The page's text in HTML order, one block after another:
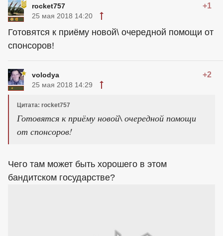
rocket757 +1
25 мая 2018 14:20
Готовятся к приёму новой\ очередной помощи от
спонсоров!
volodya +2
25 мая 2018 14:29
Цитата: rocket757
Готовятся к приёму новой\ очередной помощи
от спонсоров!
Чего там может быть хорошего в этом
бандитском государстве?